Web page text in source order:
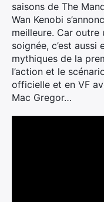
saisons de The
Wan Kenobi
meilleure. Car outre
soignée, c’est
mythiques de la
l’action et le
officielle et en VF
Mac Gregor…